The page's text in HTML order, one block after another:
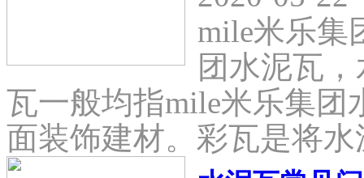
mile米乐集
团水泥瓦
瓦一般均指mile米乐集团
面装饰建材。彩瓦是将